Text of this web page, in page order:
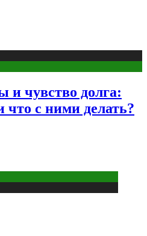
и чувство долга:
что с ними делать?